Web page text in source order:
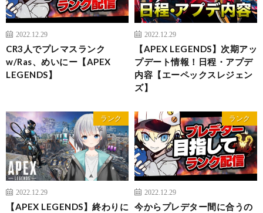
2022.12.29
CR3人でプレマスランク
w/Ras、めいにー【APEX
LEGENDS】
2022.12.29
【APEX LEGENDS】次期アッ
プデート情報！日程・アプデ
内容【エーペックスレジェン
ズ】
ランク
2022.12.29
【APEX LEGENDS】終わりに
ランク
2022.12.29
今からプレデター間に合うの